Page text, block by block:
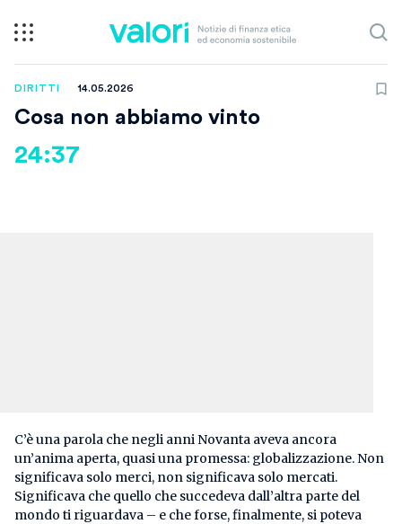
DIRITTI 14.05.2026
Cosa non abbiamo vinto
24:37
C’è una parola che negli anni Novanta aveva ancora
un’anima aperta, quasi una promessa: globalizzazione. Non
significava solo merci, non significava solo mercati.
Significava che quello che succedeva dall’altra parte del
mondo ti riguardava – e che forse, finalmente, si poteva